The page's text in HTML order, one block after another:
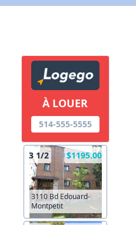
À LOUER
514-555-5555
3 1/2 $1195.00
3110 Bd Edouard-
Montpetit